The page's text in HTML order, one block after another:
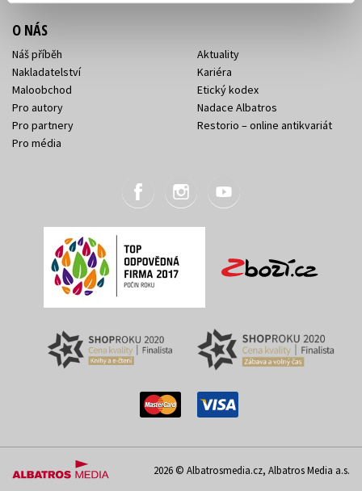
O NÁS
Náš příběh
Nakladatelství
Maloobchod
Pro autory
Pro partnery
Pro média
Aktuality
Kariéra
Etický kodex
Nadace Albatros
Restorio – online antikvariát
2026 © Albatrosmedia.cz, Albatros Media a.s.